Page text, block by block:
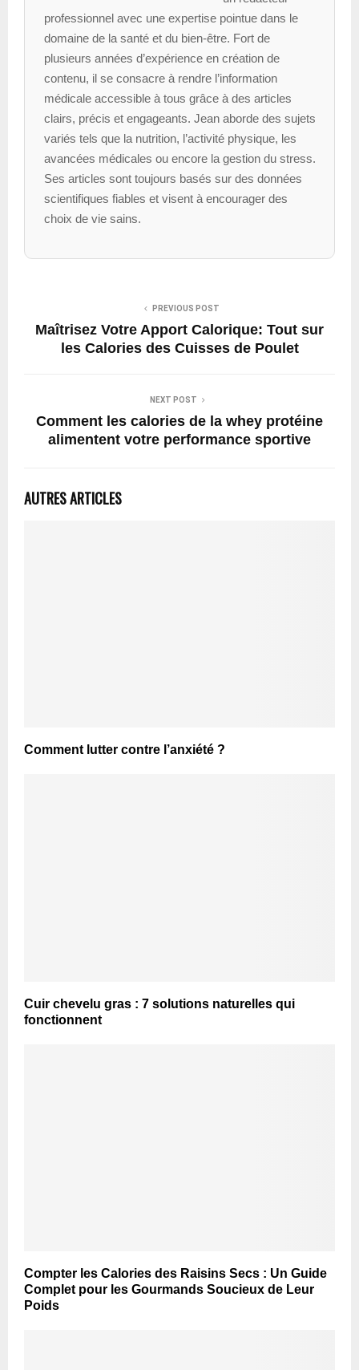
professionnel avec une expertise pointue dans le
domaine de la santé et du bien-être. Fort de
plusieurs années d’expérience en création de
contenu, il se consacre à rendre l’information
médicale accessible à tous grâce à des articles
clairs, précis et engageants. Jean aborde des sujets
variés tels que la nutrition, l’activité physique, les
avancées médicales ou encore la gestion du stress.
Ses articles sont toujours basés sur des données
scientifiques fiables et visent à encourager des
choix de vie sains.
PREVIOUS POST
Maîtrisez Votre Apport Calorique: Tout sur
les Calories des Cuisses de Poulet
NEXT POST
Comment les calories de la whey protéine
alimentent votre performance sportive
AUTRES ARTICLES
Comment lutter contre l’anxiété ?
Cuir chevelu gras : 7 solutions naturelles qui
fonctionnent
Compter les Calories des Raisins Secs : Un Guide
Complet pour les Gourmands Soucieux de Leur
Poids